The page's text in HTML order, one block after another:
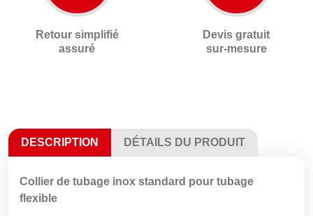
Retour simplifié
assuré
Devis gratuit
sur-mesure
DESCRIPTION DÉTAILS DU PRODUIT
Collier de tubage inox standard pour tubage
flexible